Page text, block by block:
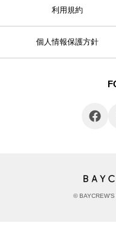
利用規約
個人情報保護方針
©